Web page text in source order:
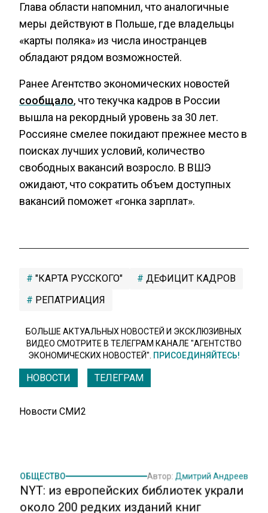
Глава области напомнил, что аналогичные
меры действуют в Польше, где владельцы
«карты поляка» из числа иностранцев
обладают рядом возможностей.
Ранее Агентство экономических новостей
сообщало, что текучка кадров в России
вышла на рекордный уровень за 30 лет.
Россияне смелее покидают прежнее место в
поисках лучших условий, количество
свободных вакансий возросло. В ВШЭ
ожидают, что сократить объем доступных
вакансий поможет «гонка зарплат».
"КАРТА РУССКОГО"
ДЕФИЦИТ КАДРОВ
РЕПАТРИАЦИЯ
БОЛЬШЕ АКТУАЛЬНЫХ НОВОСТЕЙ И ЭКСКЛЮЗИВНЫХ
ВИДЕО СМОТРИТЕ В ТЕЛЕГРАМ КАНАЛЕ "АГЕНТСТВО
ЭКОНОМИЧЕСКИХ НОВОСТЕЙ". ПРИСОЕДИНЯЙТЕСЬ!
НОВОСТИ ТЕЛЕГРАМ
Новости СМИ2
ОБЩЕСТВО Автор: Дмитрий Андреев
NYT: из европейских библиотек украли
около 200 редких изданий книг